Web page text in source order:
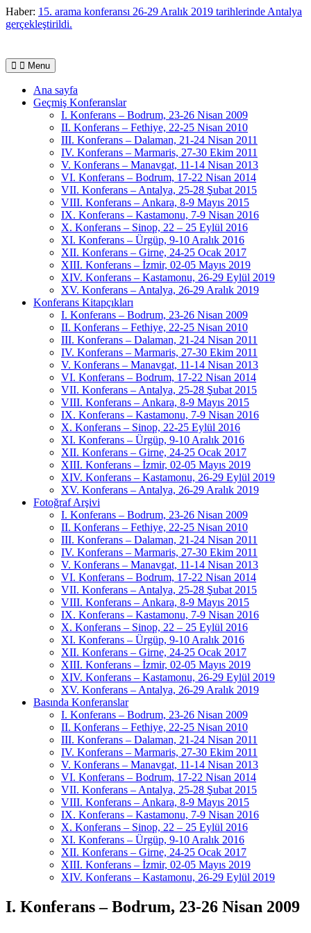
Skip
to
Haber: 15. arama konferansı 26-29 Aralık 2019 tarihlerinde Antalya
gerçekleştirildi.
Menu
Ana sayfa
Geçmiş Konferanslar
I. Konferans – Bodrum, 23-26 Nisan 2009
II. Konferans – Fethiye, 22-25 Nisan 2010
III. Konferans – Dalaman, 21-24 Nisan 2011
IV. Konferans – Marmaris, 27-30 Ekim 2011
V. Konferans – Manavgat, 11-14 Nisan 2013
VI. Konferans – Bodrum, 17-22 Nisan 2014
VII. Konferans – Antalya, 25-28 Şubat 2015
VIII. Konferans – Ankara, 8-9 Mayıs 2015
IX. Konferans – Kastamonu, 7-9 Nisan 2016
X. Konferans – Sinop, 22 – 25 Eylül 2016
XI. Konferans – Ürgüp, 9-10 Aralık 2016
XII. Konferans – Girne, 24-25 Ocak 2017
XIII. Konferans – İzmir, 02-05 Mayıs 2019
XIV. Konferans – Kastamonu, 26-29 Eylül 2019
XV. Konferans – Antalya, 26-29 Aralık 2019
Konferans Kitapçıkları
I. Konferans – Bodrum, 23-26 Nisan 2009
II. Konferans – Fethiye, 22-25 Nisan 2010
III. Konferans – Dalaman, 21-24 Nisan 2011
IV. Konferans – Marmaris, 27-30 Ekim 2011
V. Konferans – Manavgat, 11-14 Nisan 2013
VI. Konferans – Bodrum, 17-22 Nisan 2014
VII. Konferans – Antalya, 25-28 Şubat 2015
VIII. Konferans – Ankara, 8-9 Mayıs 2015
IX. Konferans – Kastamonu, 7-9 Nisan 2016
X. Konferans – Sinop, 22-25 Eylül 2016
XI. Konferans – Ürgüp, 9-10 Aralık 2016
XII. Konferans – Girne, 24-25 Ocak 2017
XIII. Konferans – İzmir, 02-05 Mayıs 2019
XIV. Konferans – Kastamonu, 26-29 Eylül 2019
XV. Konferans – Antalya, 26-29 Aralık 2019
Fotoğraf Arşivi
I. Konferans – Bodrum, 23-26 Nisan 2009
II. Konferans – Fethiye, 22-25 Nisan 2010
III. Konferans – Dalaman, 21-24 Nisan 2011
IV. Konferans – Marmaris, 27-30 Ekim 2011
V. Konferans – Manavgat, 11-14 Nisan 2013
VI. Konferans – Bodrum, 17-22 Nisan 2014
VII. Konferans – Antalya, 25-28 Şubat 2015
VIII. Konferans – Ankara, 8-9 Mayıs 2015
IX. Konferans – Kastamonu, 7-9 Nisan 2016
X. Konferans – Sinop, 22 – 25 Eylül 2016
XI. Konferans – Ürgüp, 9-10 Aralık 2016
XII. Konferans – Girne, 24-25 Ocak 2017
XIII. Konferans – İzmir, 02-05 Mayıs 2019
XIV. Konferans – Kastamonu, 26-29 Eylül 2019
XV. Konferans – Antalya, 26-29 Aralık 2019
Basında Konferanslar
I. Konferans – Bodrum, 23-26 Nisan 2009
II. Konferans – Fethiye, 22-25 Nisan 2010
III. Konferans – Dalaman, 21-24 Nisan 2011
IV. Konferans – Marmaris, 27-30 Ekim 2011
V. Konferans – Manavgat, 11-14 Nisan 2013
VI. Konferans – Bodrum, 17-22 Nisan 2014
VII. Konferans – Antalya, 25-28 Şubat 2015
VIII. Konferans – Ankara, 8-9 Mayıs 2015
IX. Konferans – Kastamonu, 7-9 Nisan 2016
X. Konferans – Sinop, 22 – 25 Eylül 2016
XI. Konferans – Ürgüp, 9-10 Aralık 2016
XII. Konferans – Girne, 24-25 Ocak 2017
XIII. Konferans – İzmir, 02-05 Mayıs 2019
XIV. Konferans – Kastamonu, 26-29 Eylül 2019
I. Konferans – Bodrum, 23-26 Nisan 2009